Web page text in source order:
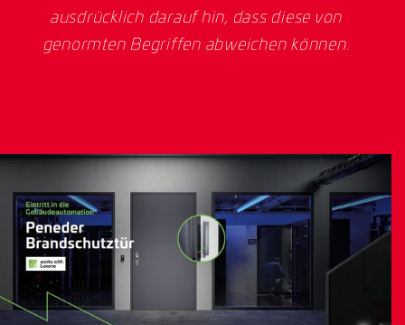
ausdrücklich darauf hin, dass diese von
genormten Begriffen abweichen können.